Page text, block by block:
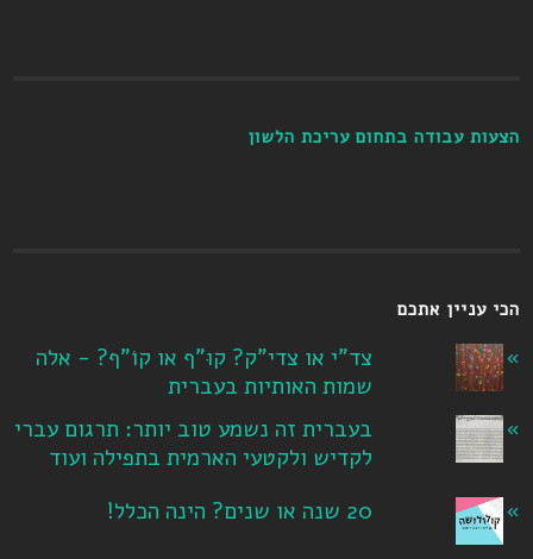
הצעות עבודה בתחום עריכת הלשון
הכי עניין אתכם
צד"י או צדי"ק? קוּ"ף או קוֹ"ף? - אלה
שמות האותיות בעברית
בעברית זה נשמע טוב יותר: תרגום עברי
לקדיש ולקטעי הארמית בתפילה ועוד
20 שנה או שנים? הינה הכלל!